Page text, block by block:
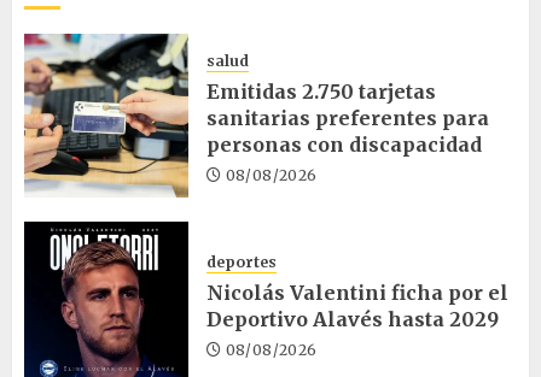
salud
Emitidas 2.750 tarjetas
sanitarias preferentes para
personas con discapacidad
08/08/2026
deportes
Nicolás Valentini ficha por el
Deportivo Alavés hasta 2029
08/08/2026